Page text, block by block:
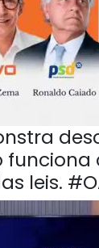
funciona
leis.